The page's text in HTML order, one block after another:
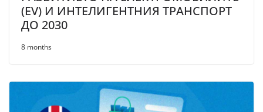
(EV) И ИНТЕЛИГЕНТНИЯ ТРАНСПОРТ
ДО 2030
8 months